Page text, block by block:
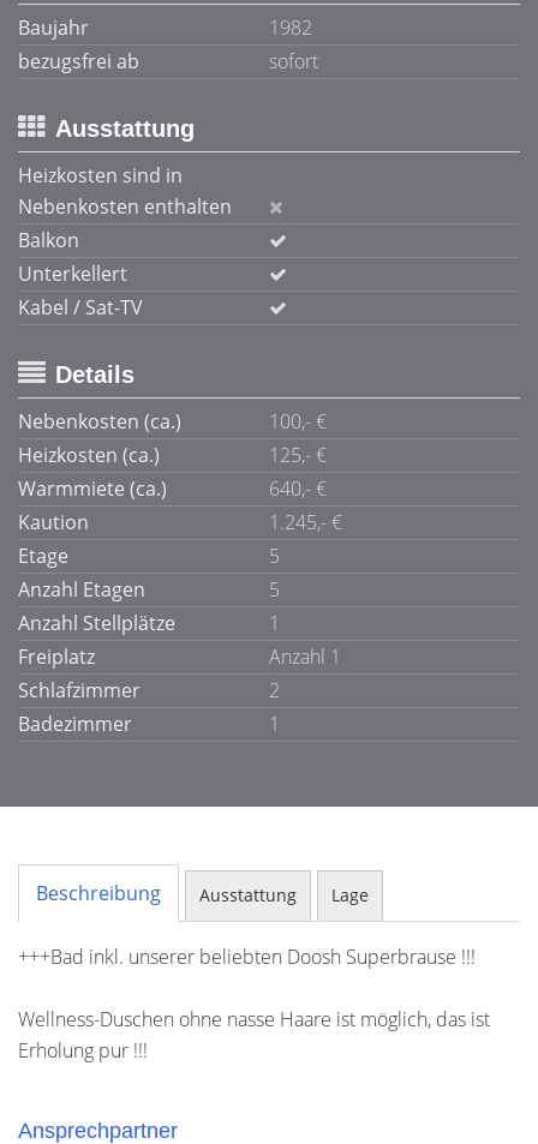
Baujahr
1982
bezugsfrei ab
sofort
Ausstattung
Heizkosten sind in
Nebenkosten enthalten
Balkon
Unterkellert
Kabel / Sat-TV
Details
Nebenkosten (ca.)
100,- €
Heizkosten (ca.)
125,- €
Warmmiete (ca.)
640,- €
Kaution
1.245,- €
Etage
5
Anzahl Etagen
5
Anzahl Stellplätze
1
Freiplatz
Anzahl 1
Schlafzimmer
2
Badezimmer
1
Beschreibung Ausstattung Lage
+++Bad inkl. unserer beliebten Doosh Superbrause !!!
Wellness-Duschen ohne nasse Haare ist möglich, das ist
Erholung pur !!!
Ansprechpartner